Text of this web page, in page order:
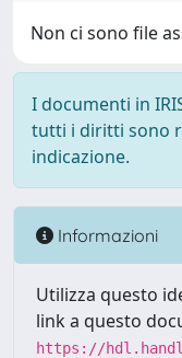
Non ci sono file
I documenti in
tutti i diritti sono
indicazione.
Informazioni
Utilizza questo
link a questo
https://